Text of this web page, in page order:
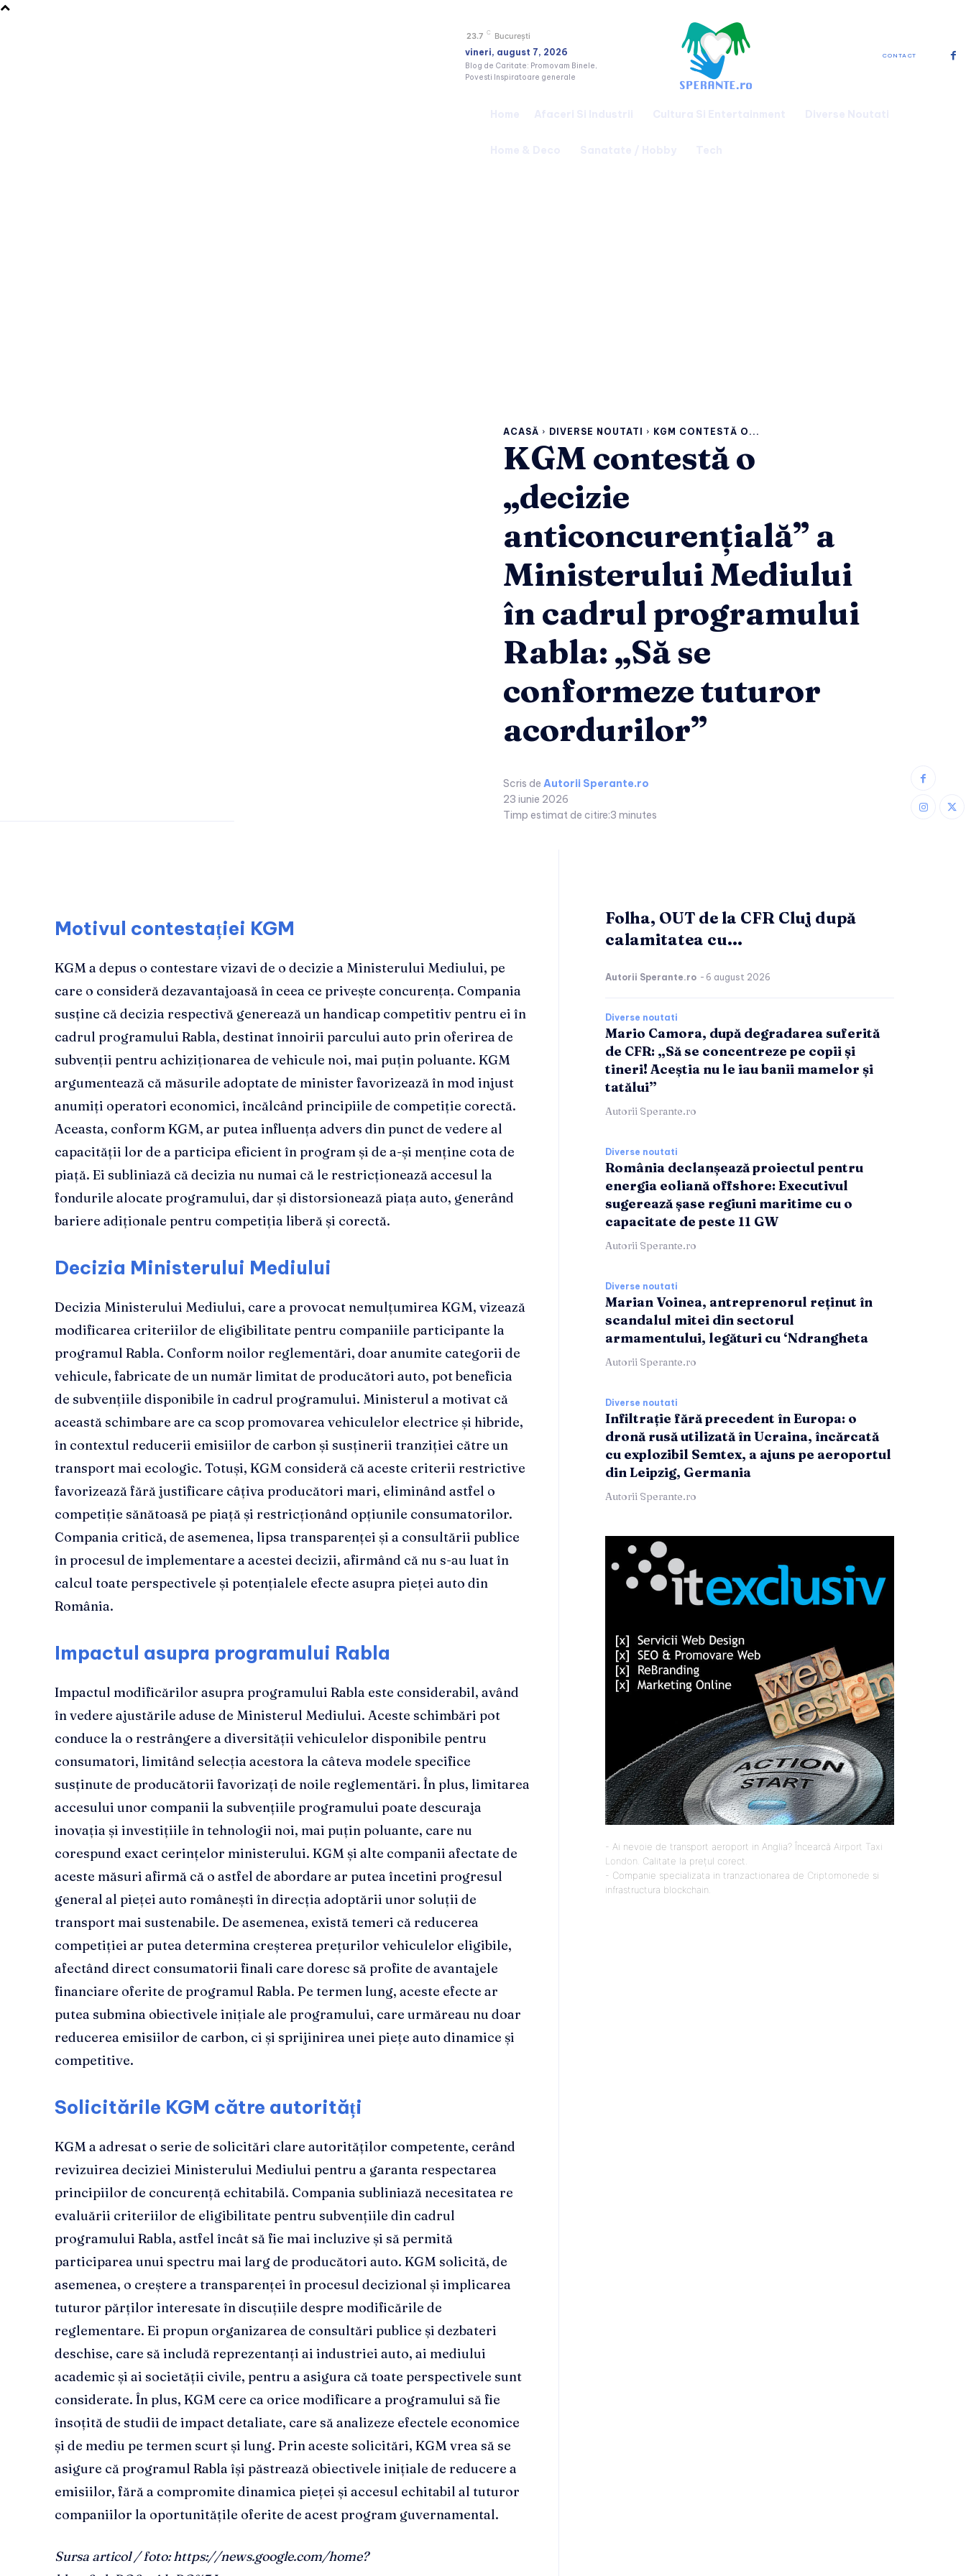
23.7 C București
vineri, august 7, 2026
Blog de Caritate: Promovam Binele,
Povesti Inspiratoare generale
CONTACT
ACASĂ DIVERSE NOUTATI KGM CONTESTĂ O...
KGM contestă o
„decizie
anticoncurențială” a
Ministerului Mediului
în cadrul programului
Rabla: „Să se
conformeze tuturor
acordurilor”
Scris de Autorii Sperante.ro
23 iunie 2026
Timp estimat de citire:3 minutes
Motivul contestației KGM
KGM a depus o contestare vizavi de o decizie a Ministerului Mediului, pe
care o consideră dezavantajoasă în ceea ce privește concurența. Compania
susține că decizia respectivă generează un handicap competitiv pentru ei în
cadrul programului Rabla, destinat înnoirii parcului auto prin oferirea de
subvenții pentru achiziționarea de vehicule noi, mai puțin poluante. KGM
argumentează că măsurile adoptate de minister favorizează în mod injust
anumiți operatori economici, încălcând principiile de competiție corectă.
Aceasta, conform KGM, ar putea influența advers din punct de vedere al
capacității lor de a participa eficient în program și de a-și menține cota de
piață. Ei subliniază că decizia nu numai că le restricționează accesul la
fondurile alocate programului, dar și distorsionează piața auto, generând
bariere adiționale pentru competiția liberă și corectă.
Decizia Ministerului Mediului
Decizia Ministerului Mediului, care a provocat nemulțumirea KGM, vizează
modificarea criteriilor de eligibilitate pentru companiile participante la
programul Rabla. Conform noilor reglementări, doar anumite categorii de
vehicule, fabricate de un număr limitat de producători auto, pot beneficia
de subvențiile disponibile în cadrul programului. Ministerul a motivat că
această schimbare are ca scop promovarea vehiculelor electrice și hibride,
în contextul reducerii emisiilor de carbon și susținerii tranziției către un
transport mai ecologic. Totuși, KGM consideră că aceste criterii restrictive
favorizează fără justificare câțiva producători mari, eliminând astfel o
competiție sănătoasă pe piață și restricționând opțiunile consumatorilor.
Compania critică, de asemenea, lipsa transparenței și a consultării publice
în procesul de implementare a acestei decizii, afirmând că nu s-au luat în
calcul toate perspectivele și potențialele efecte asupra pieței auto din
România.
Impactul asupra programului Rabla
Impactul modificărilor asupra programului Rabla este considerabil, având
în vedere ajustările aduse de Ministerul Mediului. Aceste schimbări pot
conduce la o restrângere a diversității vehiculelor disponibile pentru
consumatori, limitând selecția acestora la câteva modele specifice
susținute de producătorii favorizați de noile reglementări. În plus, limitarea
accesului unor companii la subvențiile programului poate descuraja
inovația și investițiile în tehnologii noi, mai puțin poluante, care nu
corespund exact cerințelor ministerului. KGM și alte companii afectate de
aceste măsuri afirmă că o astfel de abordare ar putea încetini progresul
general al pieței auto românești în direcția adoptării unor soluții de
transport mai sustenabile. De asemenea, există temeri că reducerea
competiției ar putea determina creșterea prețurilor vehiculelor eligibile,
afectând direct consumatorii finali care doresc să profite de avantajele
financiare oferite de programul Rabla. Pe termen lung, aceste efecte ar
putea submina obiectivele inițiale ale programului, care urmăreau nu doar
reducerea emisiilor de carbon, ci și sprijinirea unei piețe auto dinamice și
competitive.
Solicitările KGM către autorități
KGM a adresat o serie de solicitări clare autorităților competente, cerând
revizuirea deciziei Ministerului Mediului pentru a garanta respectarea
principiilor de concurență echitabilă. Compania subliniază necesitatea re
evaluării criteriilor de eligibilitate pentru subvențiile din cadrul
programului Rabla, astfel încât să fie mai incluzive și să permită
participarea unui spectru mai larg de producători auto. KGM solicită, de
asemenea, o creștere a transparenței în procesul decizional și implicarea
tuturor părților interesate în discuțiile despre modificările de
reglementare. Ei propun organizarea de consultări publice și dezbateri
deschise, care să includă reprezentanți ai industriei auto, ai mediului
academic și ai societății civile, pentru a asigura că toate perspectivele sunt
considerate. În plus, KGM cere ca orice modificare a programului să fie
însoțită de studii de impact detaliate, care să analizeze efectele economice
și de mediu pe termen scurt și lung. Prin aceste solicitări, KGM vrea să se
asigure că programul Rabla își păstrează obiectivele inițiale de reducere a
emisiilor, fără a compromite dinamica pieței și accesul echitabil al tuturor
companiilor la oportunitățile oferite de acest program guvernamental.
Sursa articol / foto: https://news.google.com/home?
Folha, OUT de la CFR Cluj după
calamitatea cu...
Autorii Sperante.ro - 6 august 2026
Diverse noutati
Mario Camora, după degradarea suferită
de CFR: „Să se concentreze pe copii și
tineri! Aceștia nu le iau banii mamelor și
tatălui”
Autorii Sperante.ro
Diverse noutati
România declanșează proiectul pentru
energia eoliană offshore: Executivul
sugerează șase regiuni maritime cu o
capacitate de peste 11 GW
Autorii Sperante.ro
Diverse noutati
Marian Voinea, antreprenorul reținut în
scandalul mitei din sectorul
armamentului, legături cu ‘Ndrangheta
Autorii Sperante.ro
Diverse noutati
Infiltrație fără precedent în Europa: o
dronă rusă utilizată în Ucraina, încărcată
cu explozibil Semtex, a ajuns pe aeroportul
din Leipzig, Germania
Autorii Sperante.ro
- Ai nevoie de transport aeroport in Anglia? Încearcă Airport Taxi
London . Calitate la prețul corect.
- Companie specializata in tranzactionarea de Criptomonede si
infrastructura blockchain.